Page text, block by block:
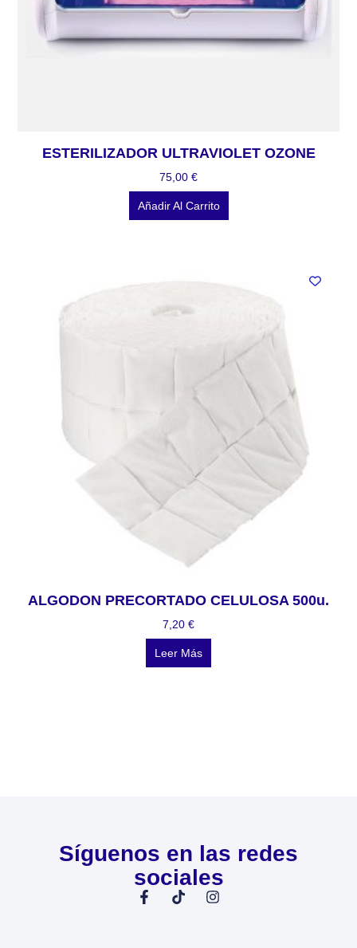
ESTERILIZADOR ULTRAVIOLET OZONE
75,00 €
Añadir Al Carrito
ALGODON PRECORTADO CELULOSA 500u.
7,20 €
Leer Más
Síguenos en las redes
sociales